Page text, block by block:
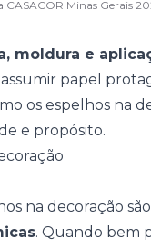
CASACOR Minas Gerais
moldura e
papel
os espelhos na
e propósito.
na decoração são
. Quando bem